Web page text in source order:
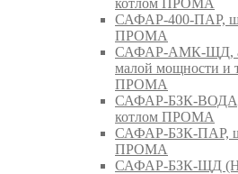
САФАР-400-ПАР,
ПРОМА
САФАР-АМК-ЩД,
малой мощности и
ПРОМА
САФАР-БЗК-ВОДА,
котлом ПРОМА
САФАР-БЗК-ПАР,
ПРОМА
САФАР-БЗК-ЩД